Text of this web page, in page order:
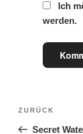
Ich
werden.
ZURÜCK
Secret